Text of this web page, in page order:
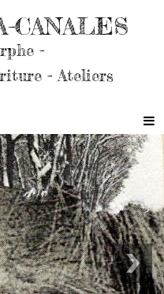
CANALES
-
- Ateliers